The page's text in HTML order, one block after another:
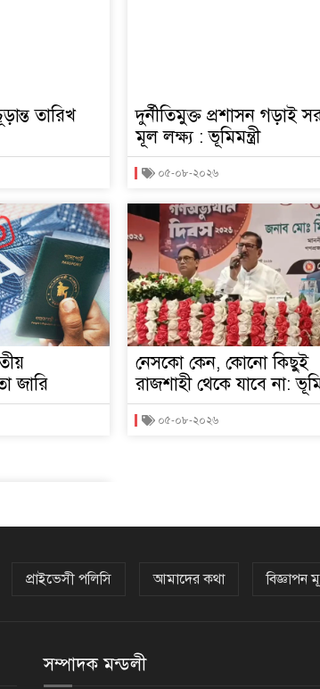
তারিখ
জারি
দুর্নীতিমুক্ত প্রশাসন গড়াই
মূল লক্ষ্য : ভূমিমন্ত্রী
০৫-০৮-২০২৬
নেসকো কেন, কোনো কিছুই
রাজশাহী থেকে যাবে না:
০৫-০৮-২০২৬
প্রাইভেসী পলিসি আমাদের কথা বিজ্ঞাপন
সম্পাদক মন্ডলী